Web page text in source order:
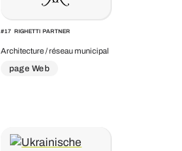
#17 RIGHETTI PARTNER
Architecture / réseau municipal
page Web